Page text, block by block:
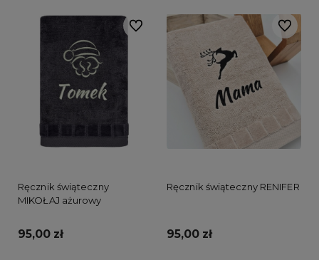
Ręcznik świąteczny
MIKOŁAJ ażurowy
95,00 zł
Do ulubionych
Ręcznik świąteczny RENIFER
95,00 zł
Do